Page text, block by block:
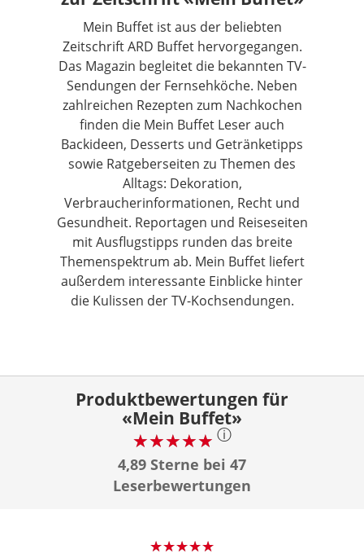
Mein Buffet ist aus der beliebten
Zeitschrift ARD Buffet hervorgegangen.
Das Magazin begleitet die bekannten TV-
Sendungen der Fernsehköche. Neben
zahlreichen Rezepten zum Nachkochen
finden die Mein Buffet Leser auch
Backideen, Desserts und Getränketipps
sowie Ratgeberseiten zu Themen des
Alltags: Dekoration,
Verbraucherinformationen, Recht und
Gesundheit. Reportagen und Reiseseiten
mit Ausflugstipps runden das breite
Themenspektrum ab. Mein Buffet liefert
außerdem interessante Einblicke hinter
die Kulissen der TV-Kochsendungen.
Produktbewertungen für
«Mein Buffet»
ⓘ
4,89 Sterne bei 47
Leserbewertungen